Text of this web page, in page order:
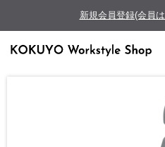
新規会員登録(会員